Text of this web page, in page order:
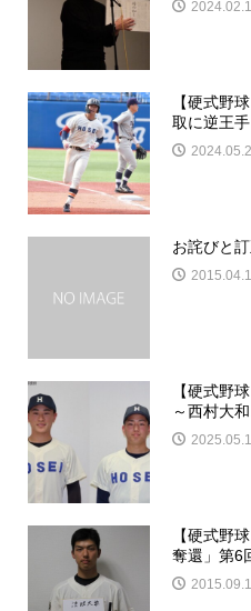
【硬式野
取に逆王手
お詫びと
【硬式野
～西村大和
【硬式野
奪還」第6